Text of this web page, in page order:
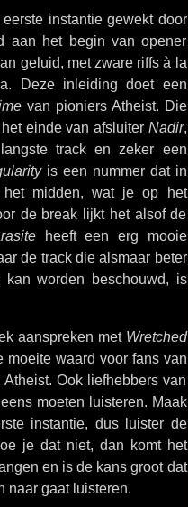
instantie gewekt door
aan het begin van opener
geluid, met zware riffs à la
Deze inleiding doet een
van pioniers Atheist. Die
einde van afsluiter Nadir,
track en zeker een
is een nummer dat in
midden, wat je op het
de break lijkt het alsof de
heeft een erg mooie
de track die alsmaar beter
worden beschouwd, is
aanspreken met Wretched
waard voor fans van
Ook liefhebbers van
moeten luisteren. Maak
instantie, dus luister de
je dat niet, dan komt het
en is de kans groot dat
naar gaat luisteren.